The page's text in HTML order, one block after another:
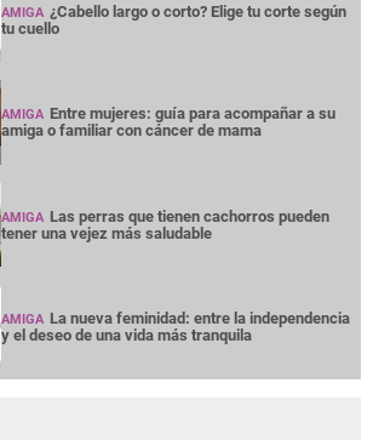
AMIGA ¿Cabello largo o corto? Elige tu corte según
tu cuello
AMIGA Entre mujeres: guía para acompañar a su
amiga o familiar con cáncer de mama
AMIGA Las perras que tienen cachorros pueden
tener una vejez más saludable
AMIGA La nueva feminidad: entre la independencia
y el deseo de una vida más tranquila